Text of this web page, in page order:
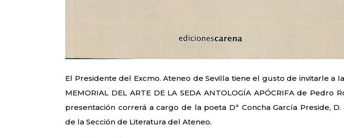
El Presidente del Excmo. Ateneo de Sevilla tiene el gusto de invitarle a
MEMORIAL DEL ARTE DE LA SEDA ANTOLOGÍA APÓCRIFA de Pedro
presentación correrá a cargo de la poeta Dª Concha García Preside,
de la Sección de Literatura del Ateneo.